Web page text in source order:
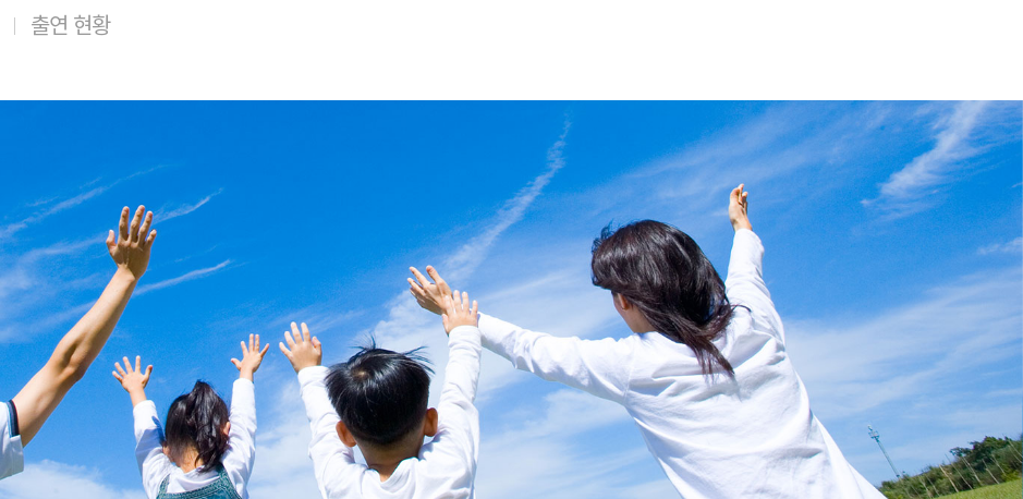
출연 현황